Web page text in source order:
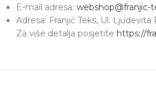
E-mail adresa: webshop@franjic-
Adresa: Franjić Teks, Ul.
Za više detalja posjetite https://